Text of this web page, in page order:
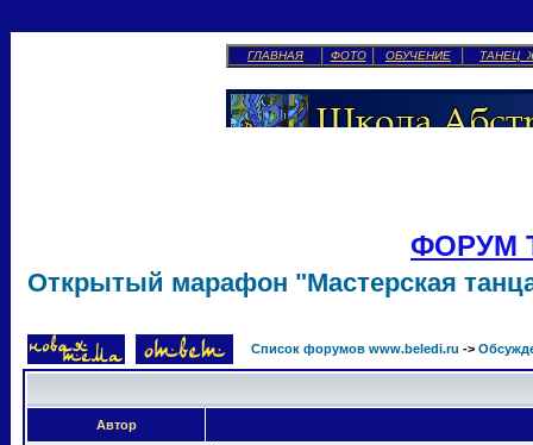
ГЛАВНАЯ ФОТО ОБУЧЕНИЕ ТАНЕЦ
ФОРУМ
Открытый марафон "Мастерская
Список форумов www.beledi.ru ->
Автор